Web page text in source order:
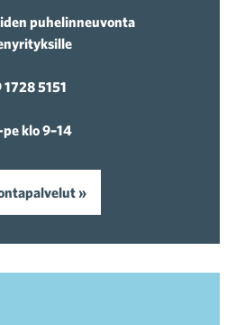
puhelinneuvonta
1728 5151
klo 9–14
»